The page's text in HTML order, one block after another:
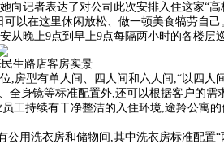
向记者表达了对公司此次安排入住这家“高
以在这里休闲放松、做一顿美食犒劳自己
晚上9点到早上9点每隔两小时的各楼层
生路店客房实景
,房型有单人间、四人间和六人间,“以四人
全身镜等标准配置外,还可以根据客户的需
工持续有干净整洁的入住环境,途羚公寓
用洗衣房和储物间,其中洗衣房标准配置“